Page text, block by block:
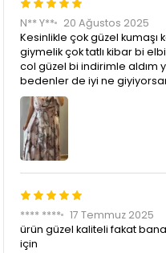
N** Y**
20 Ağustos 2025
Kesinlikle çok güzel kumaşı
giymelik çok tatlı kibar bi
col güzel bi indirimle aldım
bedenler de iyi ne
**** ****
17 Temmuz 2025
ürün güzel kaliteli fakat
için